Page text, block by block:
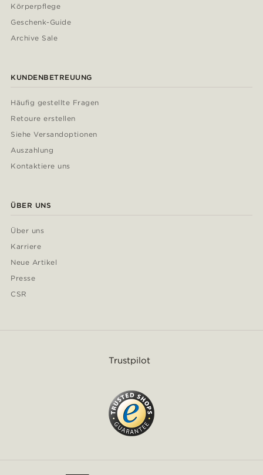
Körperpflege
Geschenk-Guide
Archive Sale
KUNDENBETREUUNG
Häufig gestellte Fragen
Retoure erstellen
Siehe Versandoptionen
Auszahlung
Kontaktiere uns
ÜBER UNS
Über uns
Karriere
Neue Artikel
Presse
CSR
Trustpilot